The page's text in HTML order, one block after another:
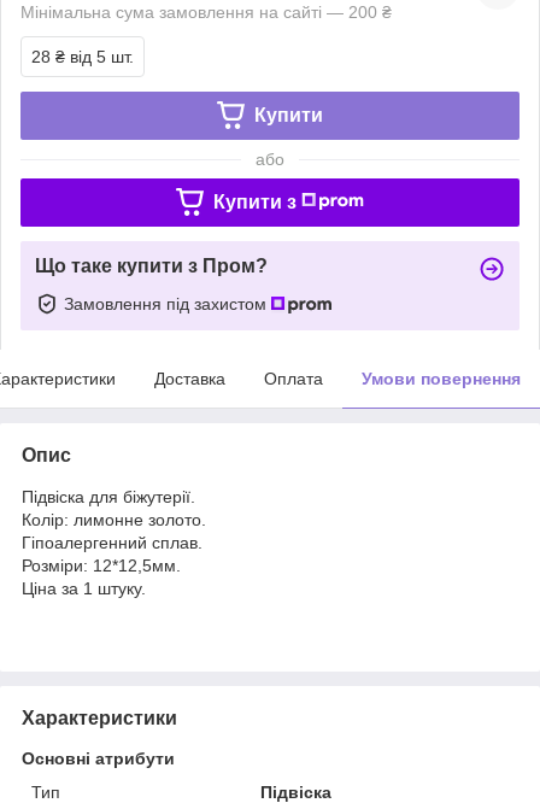
Мінімальна сума замовлення на сайті — 200 ₴
28 ₴ від 5 шт.
Купити
або
Купити з
Що таке купити з Пром?
Замовлення під захистом
Доставка Оплата Умови повернення
Опис
Підвіска для біжутерії.
Колір: лимонне золото.
Гіпоалергенний сплав.
Розміри: 12*12,5мм.
Ціна за 1 штуку.
Характеристики
Основні атрибути
Тип
Підвіска